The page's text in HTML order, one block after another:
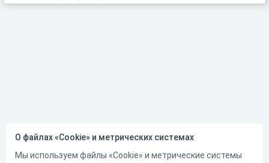
О файлах «Cookie» и метрических системах
Мы используем файлы «Cookie» и метрические системы